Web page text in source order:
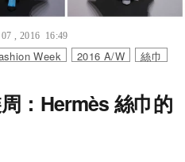
, 2016 16:49
Week 2016 A/W 絲巾
：Hermès 絲巾的